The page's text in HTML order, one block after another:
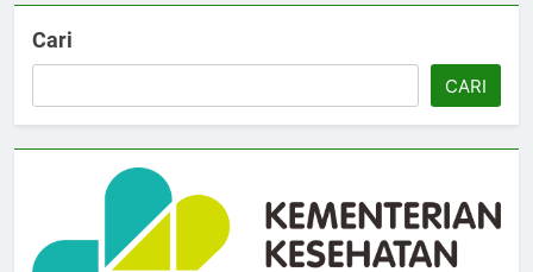
Cari
CARI